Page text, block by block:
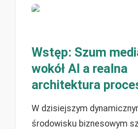
Wstęp: Szum
wokół AI a realna
architektura
W dzisiejszym
środowisku biznesowym